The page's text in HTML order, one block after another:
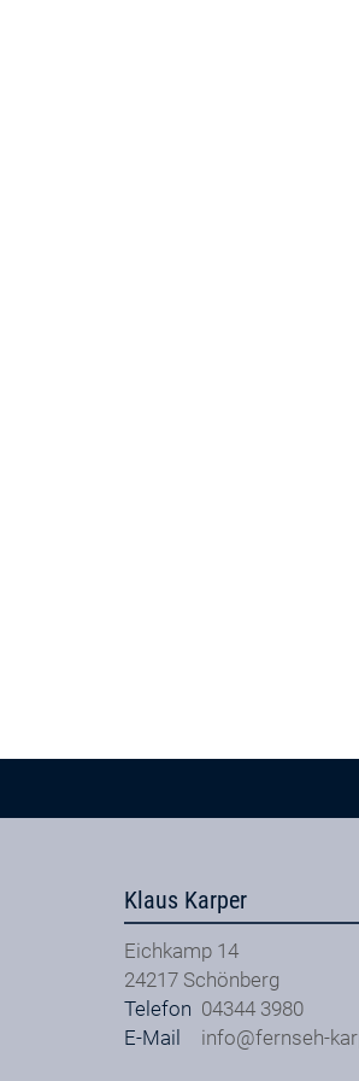
Klaus Karper
Eichkamp 14
24217 Schönberg
Telefon 04344 3980
E-Mail
info@fernseh-